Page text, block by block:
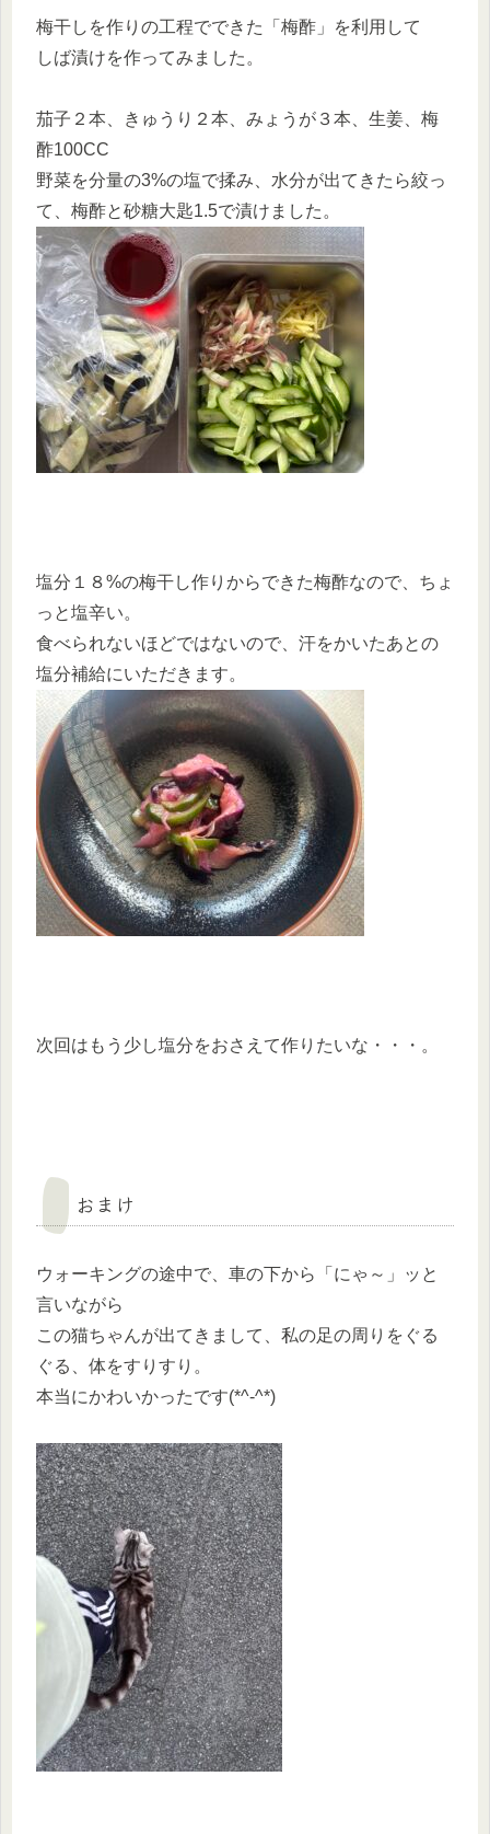
梅干しを作りの工程でできた「梅酢」を利用して
しば漬けを作ってみました。
茄子２本、きゅうり２本、みょうが３本、生姜、梅
酢100CC
野菜を分量の3%の塩で揉み、水分が出てきたら絞っ
て、梅酢と砂糖大匙1.5で漬けました。
塩分１８%の梅干し作りからできた梅酢なので、ちょ
っと塩辛い。
食べられないほどではないので、汗をかいたあとの
塩分補給にいただきます。
次回はもう少し塩分をおさえて作りたいな・・・。
おまけ
ウォーキングの途中で、車の下から「にゃ～」ッと
言いながら
この猫ちゃんが出てきまして、私の足の周りをぐる
ぐる、体をすりすり。
本当にかわいかったです(*^-^*)